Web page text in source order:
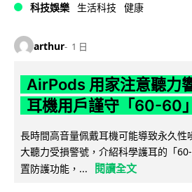
科技娛樂 生活科技 健康
arthur 1 日
AirPods 用家注意聽力
耳機用戶謹守「60-60
長時間高音量佩戴耳機可能導致永久性
大聽力受損警號，介紹科學護耳的「
置防護功能，...
閱讀全文